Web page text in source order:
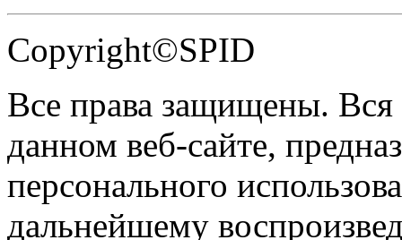
Copyright©SPID
Все права защищены.
данном веб-сайте,
персонального
дальнейшему